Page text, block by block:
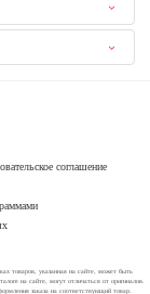
соглашение
товаров, указанная на сайте, может быть
на сайте, могут отличаться от оригиналов.
заказа на соответствующий товар.